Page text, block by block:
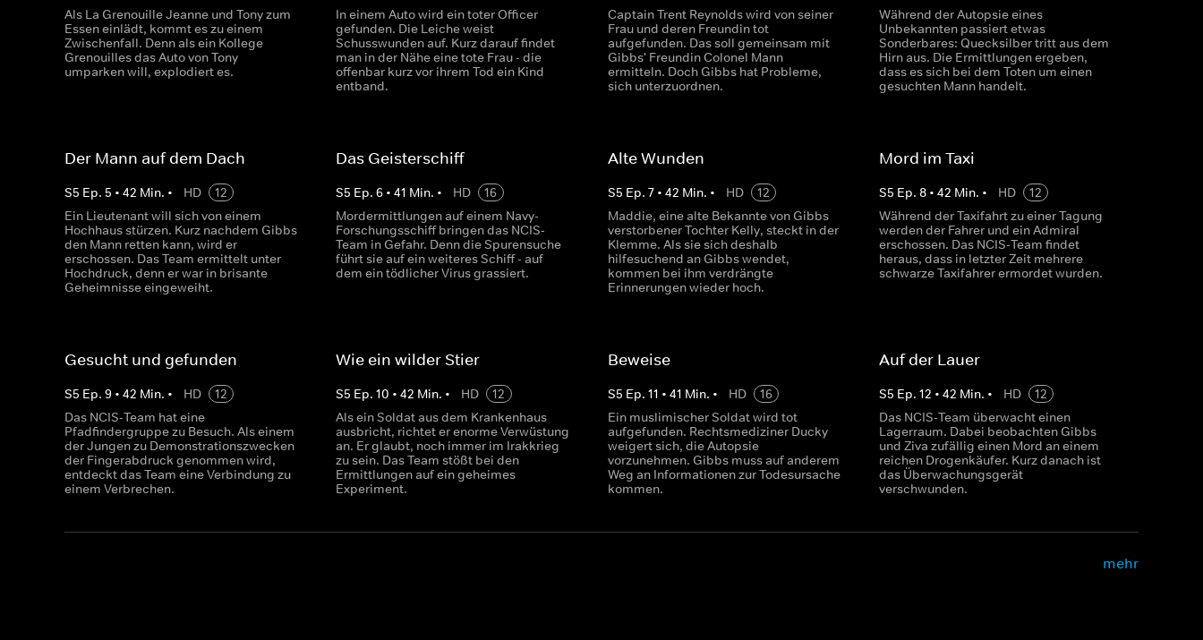
Als La Grenouille Jeanne und Tony zum
Essen einlädt, kommt es zu einem
Zwischenfall. Denn als ein Kollege
Grenouilles das Auto von Tony
umparken will, explodiert es.
In einem Auto wird ein toter Officer
gefunden. Die Leiche weist
Schusswunden auf. Kurz darauf findet
man in der Nähe eine tote Frau - die
offenbar kurz vor ihrem Tod ein Kind
entband.
Captain Trent Reynolds wird von seiner
Frau und deren Freundin tot
aufgefunden. Das soll gemeinsam mit
Gibbs' Freundin Colonel Mann
ermitteln. Doch Gibbs hat Probleme,
sich unterzuordnen.
Während der Autopsie eines
Unbekannten passiert etwas
Sonderbares: Quecksilber tritt aus dem
Hirn aus. Die Ermittlungen ergeben,
dass es sich bei dem Toten um einen
gesuchten Mann handelt.
Der Mann auf dem Dach
S5 Ep. 5 • 42 Min. • HD
12
Ein Lieutenant will sich von einem
Hochhaus stürzen. Kurz nachdem Gibbs
den Mann retten kann, wird er
erschossen. Das Team ermittelt unter
Hochdruck, denn er war in brisante
Geheimnisse eingeweiht.
Das Geisterschiff
S5 Ep.6 •41 Min. • HD
16
Mordermittlungen auf einem Navy-
Forschungsschiff bringen das NCIS-
Team in Gefahr. Denn die Spurensuche
führt sie auf ein weiteres Schiff - auf
dem ein tödlicher Virus grassiert.
Alte Wunden
S5 Ep. 7• 42 Min. • HD
12
Maddie, eine alte Bekannte von Gibbs
verstorbener Tochter Kelly, steckt in der
Klemme. Als sie sich deshalb
hilfesuchend an Gibbs wendet,
kommen bei ihm verdrängte
Erinnerungen wieder hoch.
Mord im Taxi
S5 Ep. 8• 42 Min. • HD
12
Während der Taxifahrt zu einer Tagung
werden der Fahrer und ein Admiral
erschossen. Das NCIS-Team findet
heraus, dass in letzter Zeit mehrere
schwarze Taxifahrer ermordet wurden.
Gesucht und gefunden
S5 Ep. 9 • 42 Min. • HD
12
Das NCIS-Team hat eine
Pfadfindergruppe zu Besuch. Als einem
der Jungen zu Demonstrationszwecken
der Fingerabdruck genommen wird,
entdeckt das Team eine Verbindung zu
einem Verbrechen.
Wie ein wilder Stier
S5 Ep.10 •42 Min. • HD
12
Als ein Soldat aus dem Krankenhaus
ausbricht, richtet er enorme Verwüstung
an. Er glaubt, noch immer im Irakkrieg
zu sein. Das Team stößt bei den
Ermittlungen auf ein geheimes
Experiment.
Beweise
S5 Ep. 11 • 41 Min. • HD
16
Ein muslimischer Soldat wird tot
aufgefunden. Rechtsmediziner Ducky
weigert sich, die Autopsie
vorzunehmen. Gibbs muss auf anderem
Weg an Informationen zur Todesursache
kommen.
Auf der Lauer
S5 Ep. 12 • 42 Min. • HD
12
Das NCIS-Team überwacht einen
Lagerraum. Dabei beobachten Gibbs
und Ziva zufällig einen Mord an einem
reichen Drogenkäufer. Kurz danach ist
das Überwachungsgerät
verschwunden.
mehr